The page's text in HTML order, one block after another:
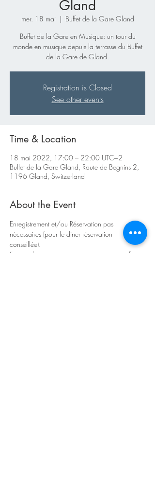
Gland
mer. 18 mai
  |
Buffet de la Gare Gland
Buffet de la Gare en Musique: un tour du
monde en musique depuis la terrasse du Buffet
de la Gare de Gland.
Registration is Closed
See other events
Time & Location
18 mai 2022, 17:00 – 22:00 UTC+2
Buffet de la Gare Gland, Route de Begnins 2,
1196 Gland, Switzerland
About the Event
Enregistrement et/ou Réservation pas
nécessaires (pour le diner réservation
conseillée).
En cas de mauvais temps vous pouvez profiter